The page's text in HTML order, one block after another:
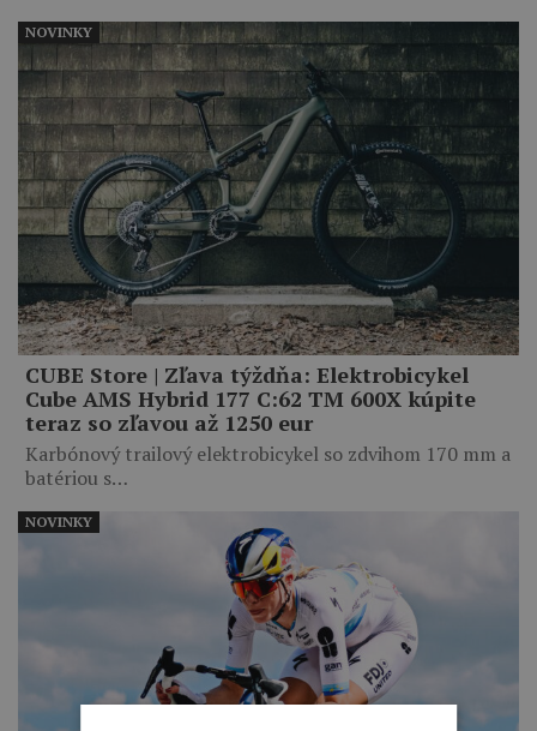
CUBE Store | Zľava týždňa: Elektrobicykel
Cube AMS Hybrid 177 C:62 TM 600X kúpite
teraz so zľavou až 1250 eur
Karbónový trailový elektrobicykel so zdvihom 170 mm a
batériou s…
NOVINKY
NOVINKY